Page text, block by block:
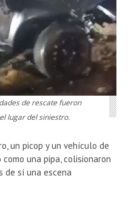
de rescate fueron
lugar del siniestro.
un picop y un vehículo de
una pipa, colisionaron
de sí una escena